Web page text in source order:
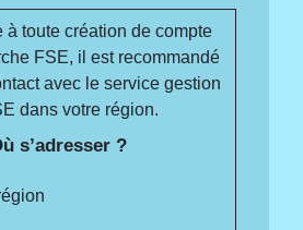
à toute création de compte
FSE, il est recommandé
avec le service gestion
dans votre région.
s’adresser ?